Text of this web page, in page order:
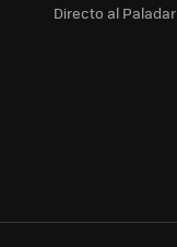
Directo al Paladar